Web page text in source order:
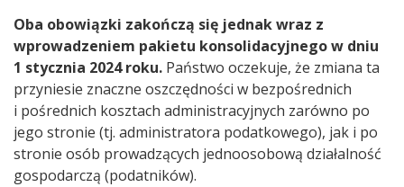
Oba obowiązki zakończą się jednak wraz z
wprowadzeniem pakietu konsolidacyjnego w dniu
1 stycznia 2024 roku. Państwo oczekuje, że zmiana ta
przyniesie znaczne oszczędności w bezpośrednich
i pośrednich kosztach administracyjnych zarówno po
jego stronie (tj. administratora podatkowego), jak i po
stronie osób prowadzących jednoosobową działalność
gospodarczą (podatników).